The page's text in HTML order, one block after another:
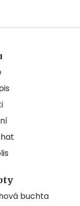
buchta